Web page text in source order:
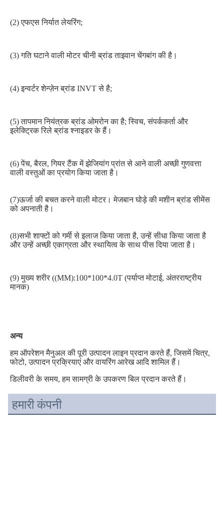
(2) एफएस निर्यात लेयरिंग;
(3) गति घटाने वाली मोटर चीनी ब्रांड ताइवान चेंगबांग की है।
(4) इन्वर्टर शेन्ज़ेन ब्रांड INVT से है;
(5) तापमान नियंत्रक ब्रांड ओमरोन का है; स्विच, संपर्ककर्ता और
इलेक्ट्रिक रिले ब्रांड श्नाइडर के हैं।
(6) पेंच, बैरल, गियर टैंक में झेजियांग प्रांत से आने वाली अच्छी गुणवत्ता
वाली वस्तुओं का प्रयोग किया जाता है।
(7)ऊर्जा की बचत करने वाली मोटर। मेजबान घोड़े की मशीन ब्रांड सीमेंस
को अपनाती है।
(8)सभी शाफ्टों को गर्मी से इलाज किया जाता है, उन्हें सीधा किया जाता है
और उन्हें अच्छी एकाग्रता और स्थायित्व के साथ पीस दिया जाता है।
(9) मुख्य शरीर ((MM):100*100*4.0T (पर्याप्त मोटाई, अंतरराष्ट्रीय
मानक)
अन्य
हम ऑपरेशन मैनुअल की पूरी उत्पादन लाइन प्रदान करते हैं, जिसमें चित्र,
फोटो, उत्पादन प्रक्रियाएं और वायरिंग आरेख आदि शामिल हैं।
डिलीवरी के समय, हम सामग्री के उपकरण बिल प्रदान करते हैं।
हमारी कंपनी